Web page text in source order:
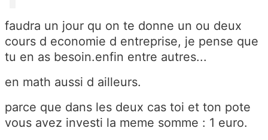
faudra un jour qu on te donne un ou deux
cours d economie d entreprise, je pense que
tu en as besoin.enfin entre autres...
en math aussi d ailleurs.
parce que dans les deux cas toi et ton pote
vous avez investi la meme somme : 1 euro.